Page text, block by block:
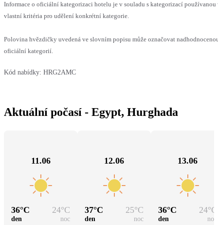
Informace o oficiální kategorizaci hotelu je v souladu s kategorizací používanou
vlastní kritéria pro udělení konkrétní kategorie.
Polovina hvězdičky uvedená ve slovním popisu může označovat
oficiální kategorií.
Kód nabídky: HRG2AMC
Aktuální počasí - Egypt, Hurghada
11.06
36°C 24°C
den noc
12.06
37°C 25°C
den noc
13.06
36°C 24°C
den noc